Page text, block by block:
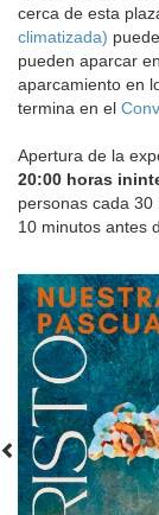
cerca de esta
climatizada)
pueden aparcar
aparcamiento en
termina en el
Apertura de la
20:00 horas
personas cada
10 minutos antes